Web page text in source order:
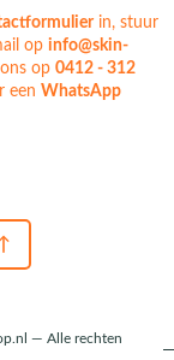
in, stuur
op info@skin-
ons op0412 - 312
eenWhatsApp
— Alle rechten